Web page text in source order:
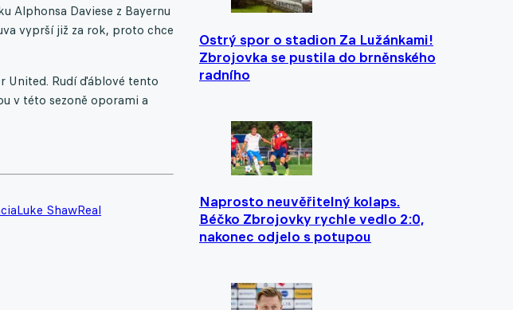
Ostrý spor o stadion Za Lužánkami!
Zbrojovka se pustila do brněnského
radního
Naprosto neuvěřitelný kolaps.
Béčko Zbrojovky rychle vedlo 2:0,
nakonec odjelo s potupou
Alphonsa Daviese z Bayernu
vyprší již za rok, proto chce
United. Rudí ďáblové tento
v této sezoně oporami a
Luke ShawReal